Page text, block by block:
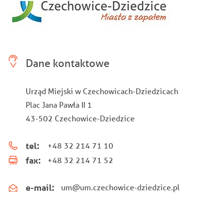
Dane kontaktowe
Urząd Miejski w Czechowicach-Dziedzicach
Plac Jana Pawła II 1
43-502 Czechowice-Dziedzice
tel: +48 32 214 71 10
fax: +48 32 214 71 52
e-mail: um@um.czechowice-dziedzice.pl